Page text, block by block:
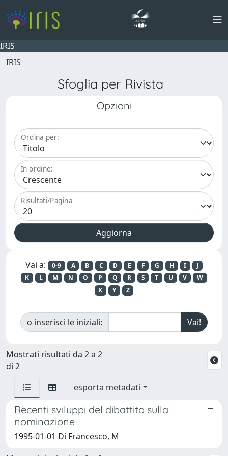
IRIS
IRIS
Sfoglia per Rivista
Opzioni
Ordina per:
In ordine:
Risultati/Pagina
Vai a: 0-9 A B C D E F G H I
J
K
L M N O P Q R S T U V
W
X
Y Z
o inserisci le iniziali:
Mostrati risultati da 2 a 2
di 2
esporta metadati
Recenti sviluppi del dibattito sulla
nominazione
1995-01-01 Di Francesco, M